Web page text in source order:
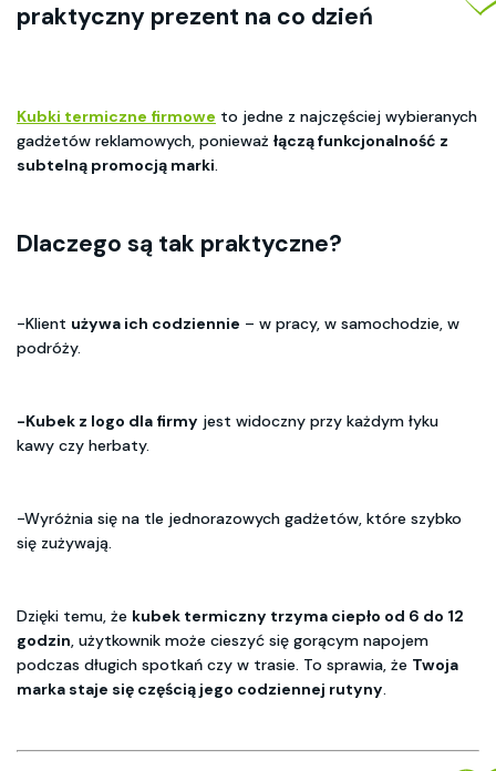
praktyczny prezent na co dzień
Kubki termiczne firmowe to jedne z najczęściej wybieranych
gadżetów reklamowych, ponieważ łączą funkcjonalność z
subtelną promocją marki.
Dlaczego są tak praktyczne?
-Klient używa ich codziennie – w pracy, w samochodzie, w
podróży.
-Kubek z logo dla firmy jest widoczny przy każdym łyku
kawy czy herbaty.
-Wyróżnia się na tle jednorazowych gadżetów, które szybko
się zużywają.
Dzięki temu, że kubek termiczny trzyma ciepło od 6 do 12
godzin, użytkownik może cieszyć się gorącym napojem
podczas długich spotkań czy w trasie. To sprawia, że Twoja
marka staje się częścią jego codziennej rutyny.